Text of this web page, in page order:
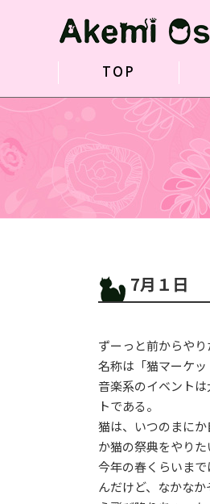
TOP
7月１日
ずーっと前からや
名称は「猫マーケ
音楽系のイベント
トである。
猫は、いつのまに
か猫の祭典をやり
今年の春くらいま
んだけど、なかな